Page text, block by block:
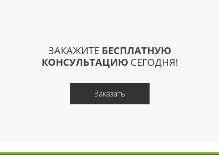
ЗАКАЖИТЕ БЕСПЛАТНУЮ
КОНСУЛЬТАЦИЮСЕГОДНЯ!
Заказать